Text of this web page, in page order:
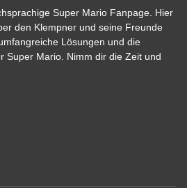
Super Mario Fanpage. Hier
den Klempner und seine Freunde
Lösungen und die
Super Mario. Nimm dir die Zeit und